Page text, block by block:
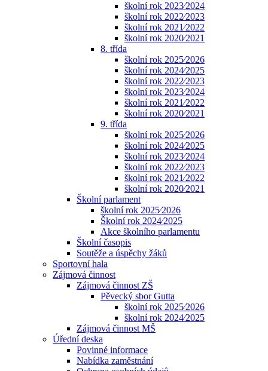
školní rok 2023⁄2024
školní rok 2022⁄2023
školní rok 2021⁄2022
školní rok 2020⁄2021
8. třída
školní rok 2025⁄2026
školní rok 2024⁄2025
školní rok 2022⁄2023
školní rok 2023⁄2024
školní rok 2021⁄2022
školní rok 2020⁄2021
9. třída
školní rok 2025⁄2026
školní rok 2024⁄2025
školní rok 2023⁄2024
školní rok 2022⁄2023
školní rok 2021⁄2022
školní rok 2020⁄2021
Školní parlament
školní rok 2025⁄2026
Školní rok 2024⁄2025
Akce školního parlamentu
Školní časopis
Soutěže a úspěchy žáků
Sportovní hala
Zájmová činnost
Zájmová činnost ZŠ
Pěvecký sbor Gutta
školní rok 2025⁄2026
školní rok 2024⁄2025
Zájmová činnost MŠ
Úřední deska
Povinné informace
Nabídka zaměstnání